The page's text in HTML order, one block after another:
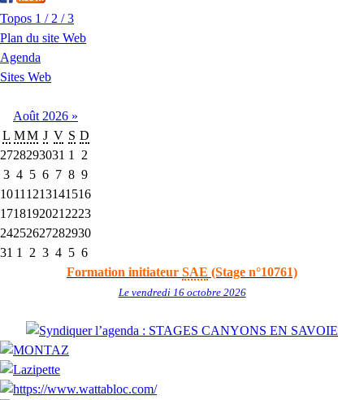
Topos 1 / 2 / 3
Plan du site Web
Agenda
Sites Web
Août 2026 »
L MM J V S D
2728293031 1
2
3 4 5 6 7 8 9
1011 1213141516
1718192021 2223
24252627282930
31 1 2 3 4 5 6
Formation initiateur SAE (Stage n°10761)
Le vendredi 16 octobre 2026